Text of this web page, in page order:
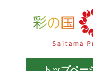
彩の国 埼玉県